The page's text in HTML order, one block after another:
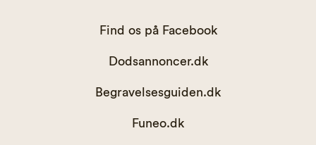
Find os på Facebook
Dodsannoncer.dk
Begravelsesguiden.dk
Funeo.dk